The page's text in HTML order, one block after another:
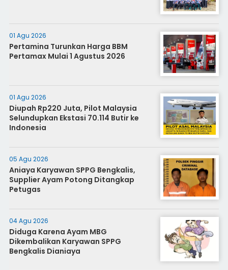
01 Agu 2026
Pertamina Turunkan Harga BBM
Pertamax Mulai 1 Agustus 2026
01 Agu 2026
Diupah Rp220 Juta, Pilot Malaysia
Selundupkan Ekstasi 70.114 Butir ke
Indonesia
05 Agu 2026
Aniaya Karyawan SPPG Bengkalis,
Supplier Ayam Potong Ditangkap
Petugas
04 Agu 2026
Diduga Karena Ayam MBG
Dikembalikan Karyawan SPPG
Bengkalis Dianiaya